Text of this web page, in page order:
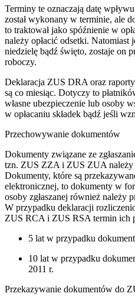
Terminy te oznaczają datę
został wykonany w terminie, ale
to traktował jako spóźnienie w
należy opłacić odsetki. Natomiast
niedzielę bądź święto, zostaje on
roboczy.
Deklaracja ZUS DRA oraz
są co miesiąc. Dotyczy to
własne ubezpieczenie lub osoby
w opłacaniu składek bądź jeśli
Przechowywanie dokumentów
Dokumenty związane ze
tzn. ZUS ZZA i ZUS ZUA należy
Dokumenty, które są
elektronicznej, to dokumenty w
osoby zgłaszanej również należy
W przypadku deklaracji
ZUS RCA i ZUS RSA termin ich
5 lat w przypadku
10 lat w przypadku
2011 r.
Przekazywanie dokumentów do